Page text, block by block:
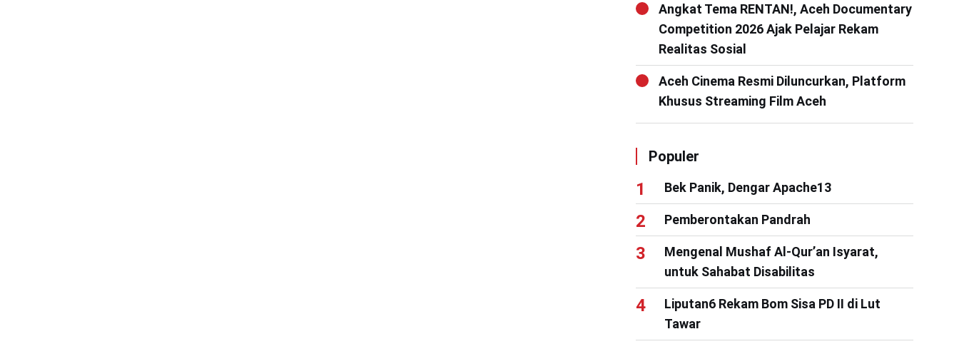
Angkat Tema RENTAN!, Aceh Documentary
Competition 2026 Ajak Pelajar Rekam
Realitas Sosial
Aceh Cinema Resmi Diluncurkan, Platform
Khusus Streaming Film Aceh
Populer
Bek Panik, Dengar Apache13
Pemberontakan Pandrah
Mengenal Mushaf Al-Qur’an Isyarat,
untuk Sahabat Disabilitas
Liputan6 Rekam Bom Sisa PD II di Lut
Tawar